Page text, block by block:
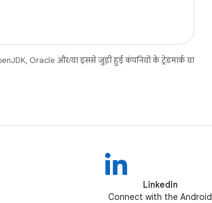
Oracle और/या इससे जुड़ी हुई कंपनियों के ट्रेडमार्क या
LinkedIn
Connect with the Android